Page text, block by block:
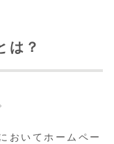
は？
おいてホームペー